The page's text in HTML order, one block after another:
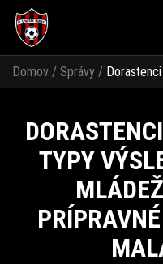
Domov / Správy /
TYPY